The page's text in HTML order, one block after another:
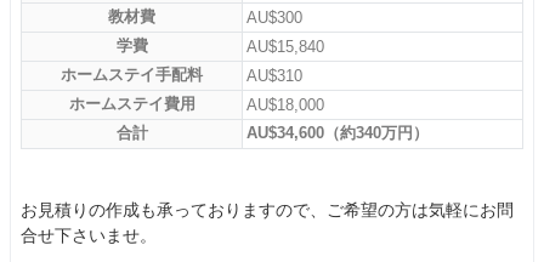
教材費
AU$300
学費
AU$15,840
ホームステイ手配料
AU$310
ホームステイ費用
AU$18,000
合計
AU$34,600（約340万円）
お見積りの作成も承っておりますので、ご希望の方は気軽にお問
合せ下さいませ。